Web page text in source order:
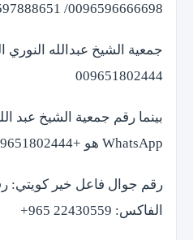
0096596666698/ 0096597888651.
جمعية الشيخ عبدالله النوري
009651802444
بينما رقم جمعية الشيخ عبد
WhatsApp هو +9651802444.
الفاكس: 22430559 965+